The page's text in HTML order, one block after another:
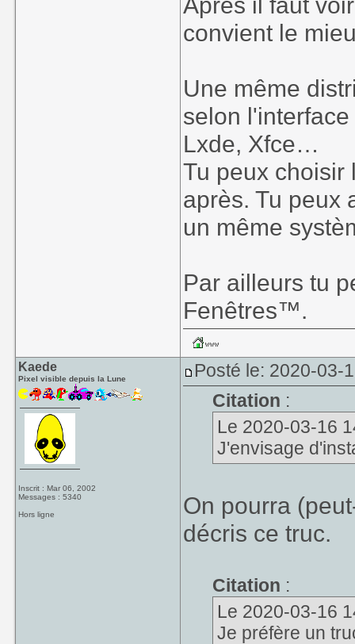
convient le
Une même
selon
Lxde, Xfce…
Tu peux choisir
après. Tu peux
un même
Par ailleurs tu
Fenêtres™.
Kaede
Pixel visible depuis la Lune
Inscrit : Mar 06, 2002
Messages : 5340
Hors ligne
Posté le: 2020-03-
Citation :
Le 2020-03-16
J'envisage
On pourra
décris ce truc.
Citation :
Le 2020-03-16
Je préfère un